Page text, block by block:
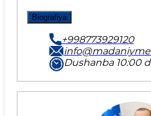
Biografiya
+998773929120
Dushanba 10:00